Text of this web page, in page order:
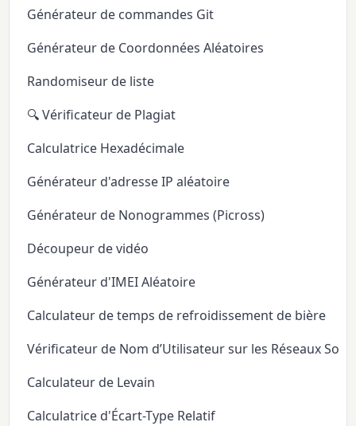
Générateur de commandes Git
Générateur de Coordonnées Aléatoires
Randomiseur de liste
🔍 Vérificateur de Plagiat
Calculatrice Hexadécimale
Générateur d'adresse IP aléatoire
Générateur de Nonogrammes (Picross)
Découpeur de vidéo
Générateur d'IMEI Aléatoire
Calculateur de temps de refroidissement de bière
Vérificateur de Nom d’Utilisateur sur les Réseaux
Calculateur de Levain
Calculatrice d'Écart-Type Relatif